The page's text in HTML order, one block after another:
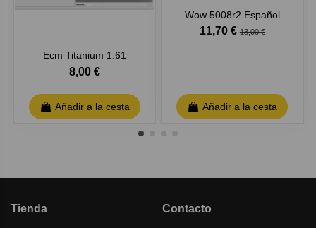
Ecm Titanium 1.61
8,00 €
Añadir a la cesta
Wow 5008r2 Español
11,70 €13,00 €
Añadir a la cesta
Tienda Contacto